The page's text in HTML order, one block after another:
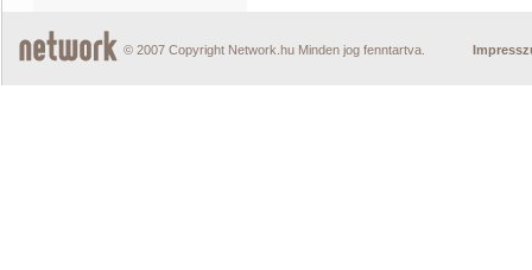
© 2007 Copyright Network.hu Minden jog fenntartva.